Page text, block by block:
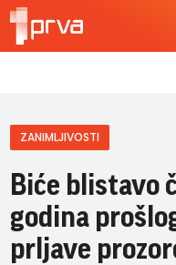
ZANIMLJIVOSTI
Biće blistavo
godina
prljave